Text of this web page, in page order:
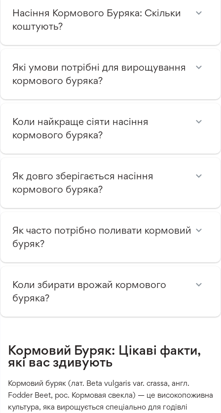
Насіння Кормового Буряка: Скільки
коштують?
Які умови потрібні для вирощування
кормового буряка?
Коли найкраще сіяти насіння
кормового буряка?
Як довго зберігається насіння
кормового буряка?
Як часто потрібно поливати кормовий
буряк?
Коли збирати врожай кормового
буряка?
Кормовий Буряк: Цікаві факти,
які вас здивують
Кормовий буряк (лат. Beta vulgaris var. crassa, англ.
Fodder Beet, рос. Кормовая свекла) — це високопоживна
культура, яка вирощується спеціально для годівлі